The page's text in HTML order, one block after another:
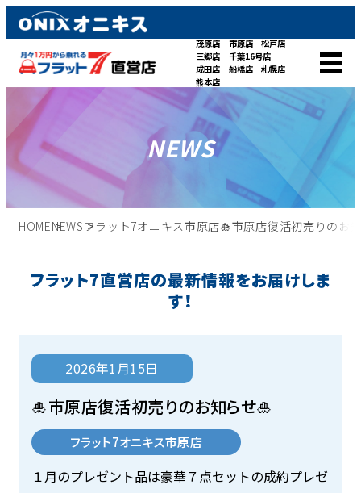
茂原店 市原店
松戸店
三郷店
千葉16号店
成田店
船橋店
札幌店
熊本店
NEWS
HOMENEWS フラット7オニキス市原店🎍市原店復活初売りのお
フラット7直営店の最新情報をお届けしま
す！
2026年1月15日
🎍市原店復活初売りのお知らせ🎍
フラット7オニキス市原店
１月のプレゼント品は豪華７点セットの成約プレゼ